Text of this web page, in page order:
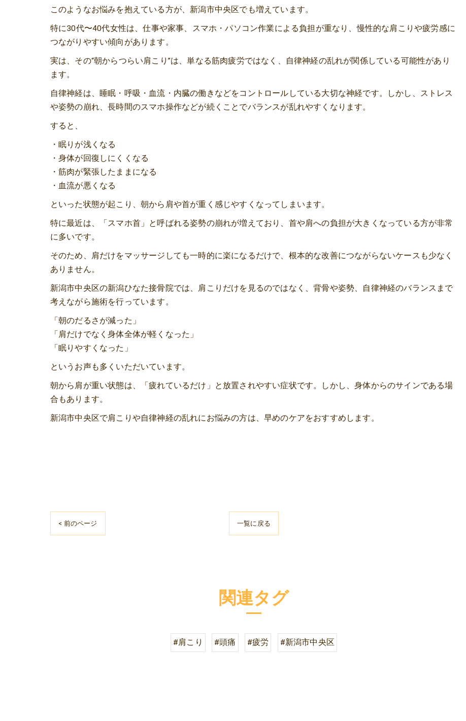
このようなお悩みを抱えている方が、新潟市中央区でも増えています。
特に30代〜40代女性は、仕事や家事、スマホ・パソコン作業による負担が重なり、慢性的な肩こりや疲労感に
つながりやすい傾向があります。
実は、その“朝からつらい肩こり”は、単なる筋肉疲労ではなく、自律神経の乱れが関係している可能性があり
ます。
自律神経は、睡眠・呼吸・血流・内臓の働きなどをコントロールしている大切な神経です。しかし、ストレス
や姿勢の崩れ、長時間のスマホ操作などが続くことでバランスが乱れやすくなります。
すると、
・眠りが浅くなる
・身体が回復しにくくなる
・筋肉が緊張したままになる
・血流が悪くなる
といった状態が起こり、朝から肩や首が重く感じやすくなってしまいます。
特に最近は、「スマホ首」と呼ばれる姿勢の崩れが増えており、首や肩への負担が大きくなっている方が非常
に多いです。
そのため、肩だけをマッサージしても一時的に楽になるだけで、根本的な改善につながらないケースも少なく
ありません。
新潟市中央区の新潟ひなた接骨院では、肩こりだけを見るのではなく、背骨や姿勢、自律神経のバランスまで
考えながら施術を行っています。
「朝のだるさが減った」
「肩だけでなく身体全体が軽くなった」
「眠りやすくなった」
というお声も多くいただいています。
朝から肩が重い状態は、「疲れているだけ」と放置されやすい症状です。しかし、身体からのサインである場
合もあります。
新潟市中央区で肩こりや自律神経の乱れにお悩みの方は、早めのケアをおすすめします。
< 前のページ 一覧に戻る
関連タグ
#肩こり #頭痛 #疲労 #新潟市中央区